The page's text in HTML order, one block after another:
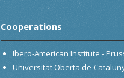
Cooperations
Ibero-American Institute -
Universitat Oberta de